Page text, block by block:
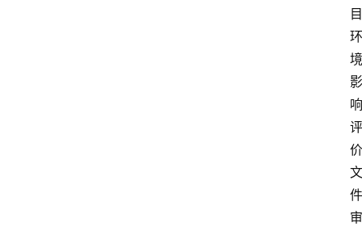
目
环
境
影
响
评
价
文
件
审